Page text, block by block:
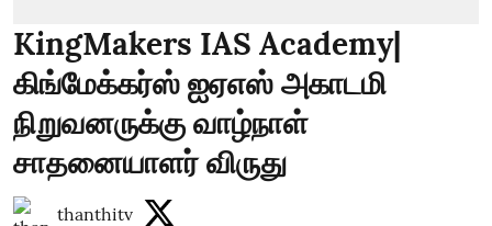
KingMakers IAS Academy|
கிங்மேக்கர்ஸ் ஐஏஎஸ் அகாடமி
நிறுவனருக்கு வாழ்நாள்
சாதனையாளர் விருது
thanthitv